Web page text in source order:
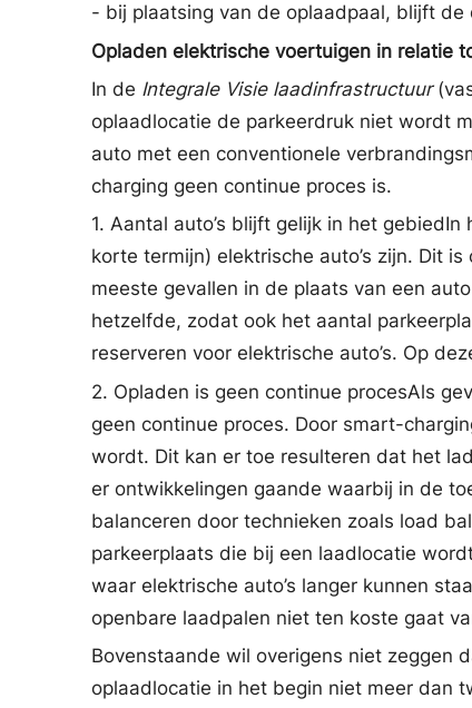
- bij plaatsing van de oplaadpaal, blijft de
Opladen elektrische voertuigen in relatie
In de Integrale Visie laadinfrastructuur
oplaadlocatie de parkeerdruk niet wordt
auto met een conventionele
charging geen continue proces is.
1. Aantal auto’s blijft gelijk in het
korte termijn) elektrische auto’s zijn. Dit
meeste gevallen in de plaats van een
hetzelfde, zodat ook het aantal
reserveren voor elektrische auto’s. Op
2. Opladen is geen continue procesAls
geen continue proces. Door smart-
wordt. Dit kan er toe resulteren dat het
er ontwikkelingen gaande waarbij in de
balanceren door technieken zoals load
parkeerplaats die bij een laadlocatie
waar elektrische auto’s langer kunnen
openbare laadpalen niet ten koste gaat
Bovenstaande wil overigens niet zeggen
oplaadlocatie in het begin niet meer dan